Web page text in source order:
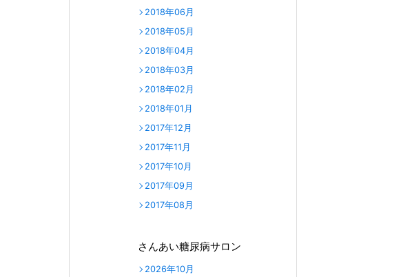
2018年06月
2018年05月
2018年04月
2018年03月
2018年02月
2018年01月
2017年12月
2017年11月
2017年10月
2017年09月
2017年08月
さんあい糖尿病サロン
2026年10月